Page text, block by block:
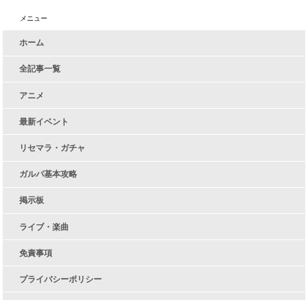
メニュー
ホーム
全記事一覧
アニメ
最新イベント
リセマラ・ガチャ
ガルパ基本攻略
掲示板
ライブ・楽曲
免責事項
プライバシーポリシー